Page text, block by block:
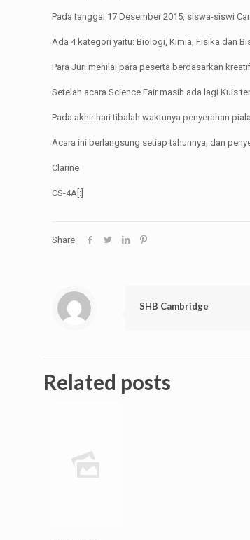
Pada tanggal 17 Desember 2015, siswa-siswi
Ada 4 kategori yaitu: Biologi, Kimia, Fisika dan
Para Juri menilai para peserta berdasarkan
Setelah acara Science Fair masih ada lagi Kuis
Pada akhir hari tibalah waktunya penyerahan
Acara ini berlangsung setiap tahunnya, dan
Clarine
CS-4A[:]
Share
SHB Cambridge
Related posts